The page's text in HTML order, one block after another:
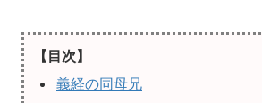
【目次】
義経の同母兄